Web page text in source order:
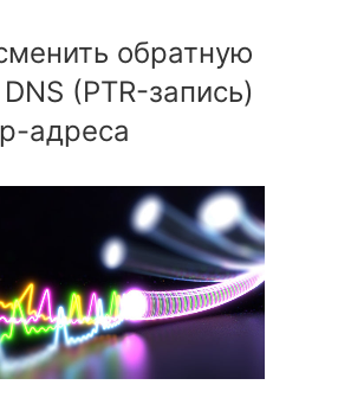
обратную
(PTR-запись)
адреса